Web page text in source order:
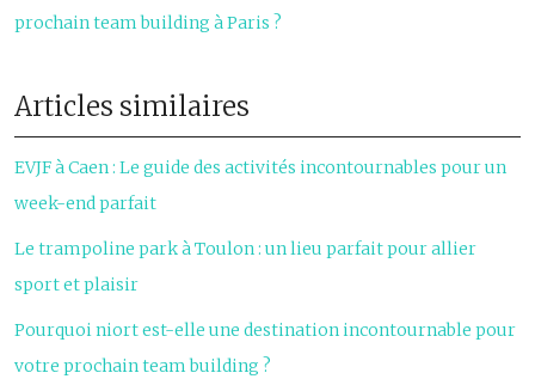
prochain team building à Paris ?
Articles similaires
EVJF à Caen : Le guide des activités incontournables pour un
week-end parfait
Le trampoline park à Toulon : un lieu parfait pour allier
sport et plaisir
Pourquoi niort est-elle une destination incontournable pour
votre prochain team building ?